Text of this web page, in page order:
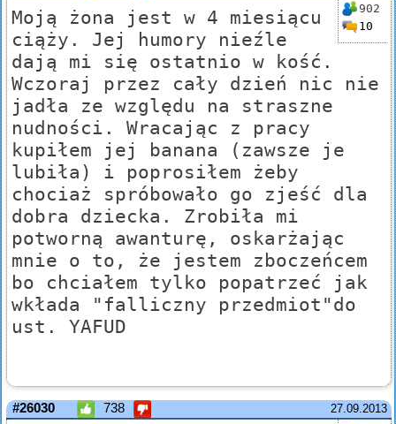
902
10
Moją żona jest w 4 miesiącu
ciąży. Jej humory nieźle
dają mi się ostatnio w kość.
Wczoraj przez cały dzień nic nie
jadła ze względu na straszne
nudności. Wracając z pracy
kupiłem jej banana (zawsze je
lubiła) i poprosiłem żeby
chociaż spróbowało go zjeść dla
dobra dziecka. Zrobiła mi
potworną awanturę, oskarżając
mnie o to, że jestem zboczeńcem
bo chciałem tylko popatrzeć jak
wkłada "falliczny przedmiot"do
ust. YAFUD
27.09.2013
#26030 738